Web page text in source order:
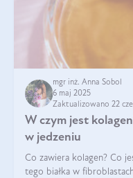
mgr inż. Anna Sobol
6 maj 2025
Zaktualizowano 22
W czym jest
w jedzeniu
Co zawiera kolagen? Co
tego białka w